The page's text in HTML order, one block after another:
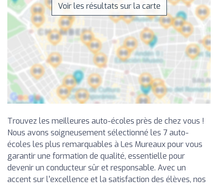
Voir les résultats sur la carte
Trouvez les meilleures auto-écoles près de chez vous !
Nous avons soigneusement sélectionné les 7 auto-
écoles les plus remarquables à Les Mureaux pour vous
garantir une formation de qualité, essentielle pour
devenir un conducteur sûr et responsable. Avec un
accent sur l'excellence et la satisfaction des élèves, nos